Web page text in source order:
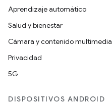
Aprendizaje automático
Salud y bienestar
Cámara y contenido multimedia
Privacidad
5G
DISPOSITIVOS ANDROID